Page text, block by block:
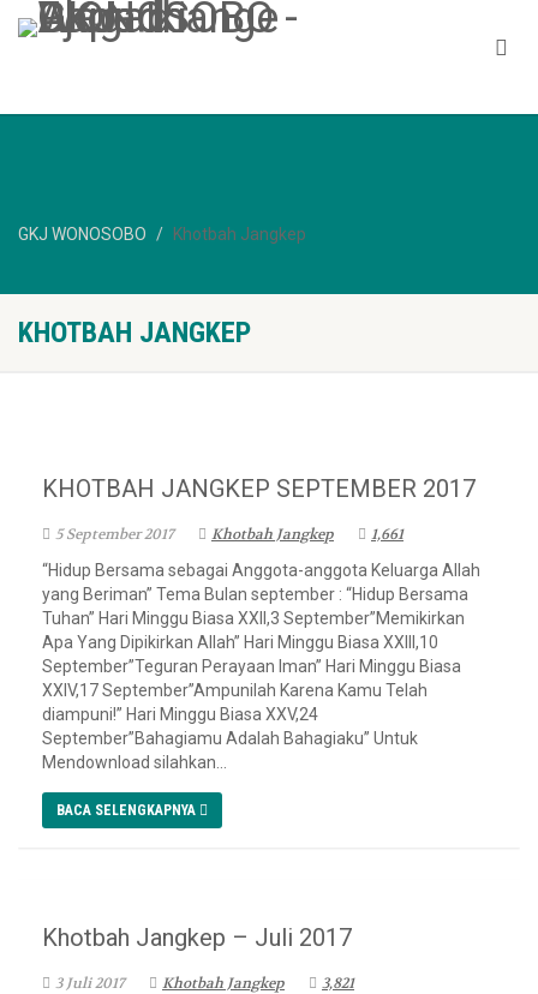
GKJ WONOSOBO Khotbah Jangkep
KHOTBAH JANGKEP
KHOTBAH JANGKEP SEPTEMBER 2017
5 September 2017 Khotbah Jangkep
1,661
“Hidup Bersama sebagai Anggota-anggota Keluarga Allah
yang Beriman” Tema Bulan september : “Hidup Bersama
Tuhan” Hari Minggu Biasa XXII,3 September”Memikirkan
Apa Yang Dipikirkan Allah” Hari Minggu Biasa XXIII,10
September”Teguran Perayaan Iman” Hari Minggu Biasa
XXIV,17 September”Ampunilah Karena Kamu Telah
diampuni!” Hari Minggu Biasa XXV,24
September”Bahagiamu Adalah Bahagiaku” Untuk
Mendownload silahkan...
BACA SELENGKAPNYA
Khotbah Jangkep – Juli 2017
3 Juli 2017 Khotbah Jangkep
3,821